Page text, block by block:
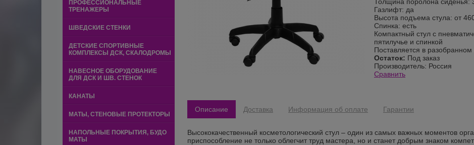
ПРОФЕССИОНАЛЬНЫЕ
ТРЕНАЖЕРЫ
ШВЕДСКИЕ СТЕНКИ
ДЕТСКИЕ СПОРТИВНЫЕ
КОМПЛЕКСЫ ДСК, СКАЛОДРОМЫ
НАВЕСНОЕ ОБОРУДОВАНИЕ
ДЛЯ ДСК И ШВ. СТЕНОК
КАНАТЫ
МАТЫ, СТЕНОВЫЕ ПРОТЕКТОРЫ
НАПОЛЬНЫЕ ПОКРЫТИЯ, БУДО
МАТЫ
Газлифт: да
Высота подъема стула: от
Спинка: есть
Компактный стул с
пятилучье и спинкой
Поставляется в разобранном
Остаток: Под заказ
Производитель: Россия
Сравнить
Описание Доставка Информация об оплате Гарантии
Высококачественный косметологический стул – один из самых важных моментов
приспособление не только облегчит труд мастера, но и станет добрым знаком